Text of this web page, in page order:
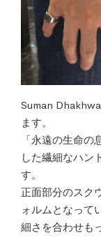
Suman
ます。
「永遠の生命
した繊細なハン
す。
正面部分のスク
ォルムとなって
細さを合わせも